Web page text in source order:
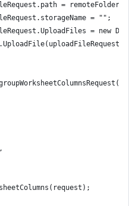
= remoteFolder
= "";
= new